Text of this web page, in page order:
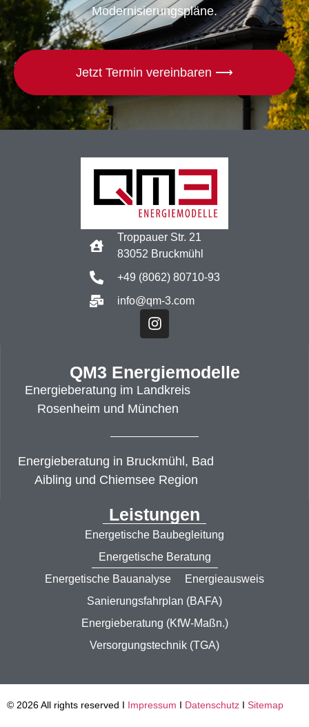
Modernisierungspläne.
Jetzt Termin vereinbaren ⟶
Troppauer Str. 21
83052 Bruckmühl
+49 (8062) 80710-93
info@qm-3.com
QM3 Energiemodelle
Energieberatung im Landkreis
Rosenheim und München
Energieberatung in Bruckmühl, Bad
Aibling und Chiemsee Region
Leistungen
Energetische Baubegleitung
Energetische Beratung
Energetische Bauanalyse
Energieausweis
Sanierungsfahrplan (BAFA)
Energieberatung (KfW-Maßn.)
Versorgungstechnik (TGA)
© 2026 All rights reserved I Impressum I Datenschutz I Sitemap